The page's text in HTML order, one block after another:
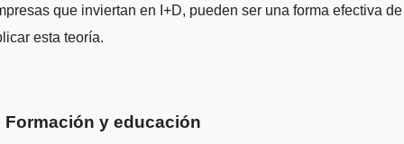
que inviertan en I+D, pueden ser una forma efectiva de
esta teoría.
Formación y educación